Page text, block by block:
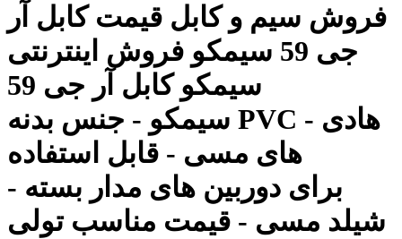
فروش سیم و کابل قیمت کابل آر
جی 59 سیمکو فروش اینترنتی
سیمکو کابل آر جی 59
سیمکو - جنس بدنه PVC - هادی
های مسی - قابل استفاده
برای دوربین های مدار بسته -
شیلد مسی - قیمت مناسب تولی